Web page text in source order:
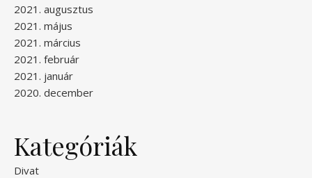
2021. augusztus
2021. május
2021. március
2021. február
2021. január
2020. december
Kategóriák
Divat